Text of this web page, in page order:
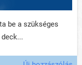
be a szükséges